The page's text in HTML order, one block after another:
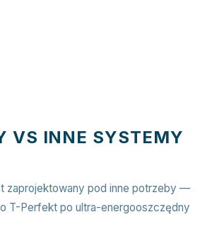
VS INNE SYSTEMY
zaprojektowany pod inne potrzeby —
T-Perfekt po ultra-energooszczędny